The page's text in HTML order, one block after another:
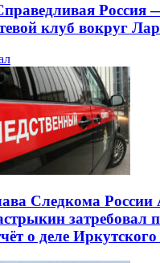
клуб вокруг
Следкома России
затребовал
о деле